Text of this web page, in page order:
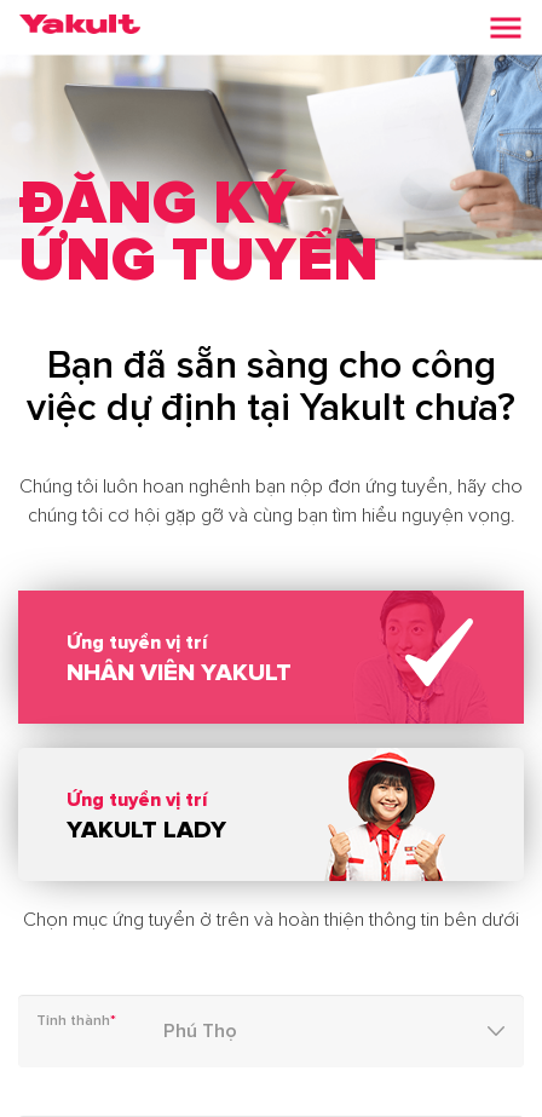
ĐĂNG KÝ
ỨNG TUYỂN
Bạn đã sẵn sàng cho công
việc dự định tại Yakult chưa?
Chúng tôi luôn hoan nghênh bạn nộp đơn ứng tuyển, hãy cho
chúng tôi cơ hội gặp gỡ và cùng bạn tìm hiểu nguyện vọng.
Ứng tuyển vị trí
NHÂN VIÊN YAKULT
Ứng tuyển vị trí
YAKULT LADY
Chọn mục ứng tuyển ở trên và hoàn thiện thông tin bên dưới
Tỉnh thành*